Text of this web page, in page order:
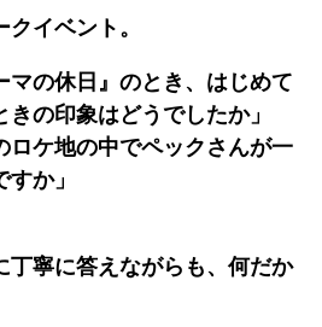
イベント。
マの休日』のとき、はじめて
の印象はどうでしたか」
ロケ地の中でペックさんが一
か」
丁寧に答えながらも、何だか